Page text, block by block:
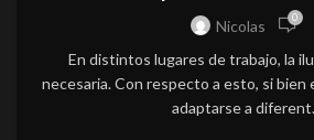
Nicolas 0
En distintos lugares de trabajo, la
necesaria. Con respecto a esto, si bien
adaptarse a